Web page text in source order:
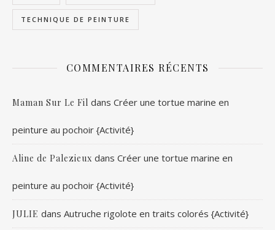
TECHNIQUE DE PEINTURE
COMMENTAIRES RÉCENTS
Maman Sur Le Fil dans Créer une tortue marine en
peinture au pochoir {Activité}
Aline de Palezieux dans Créer une tortue marine en
peinture au pochoir {Activité}
JULIE dans Autruche rigolote en traits colorés {Activité}